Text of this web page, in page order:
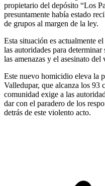
propietario del depósito “Los
presuntamente había estado
de grupos al margen de la ley.
Esta situación es actualmente
las autoridades para
las amenazas y el asesinato del
Este nuevo homicidio eleva la
Valledupar, que alcanza los 93
comunidad exige a las
dar con el paradero de los
detrás de este violento acto.